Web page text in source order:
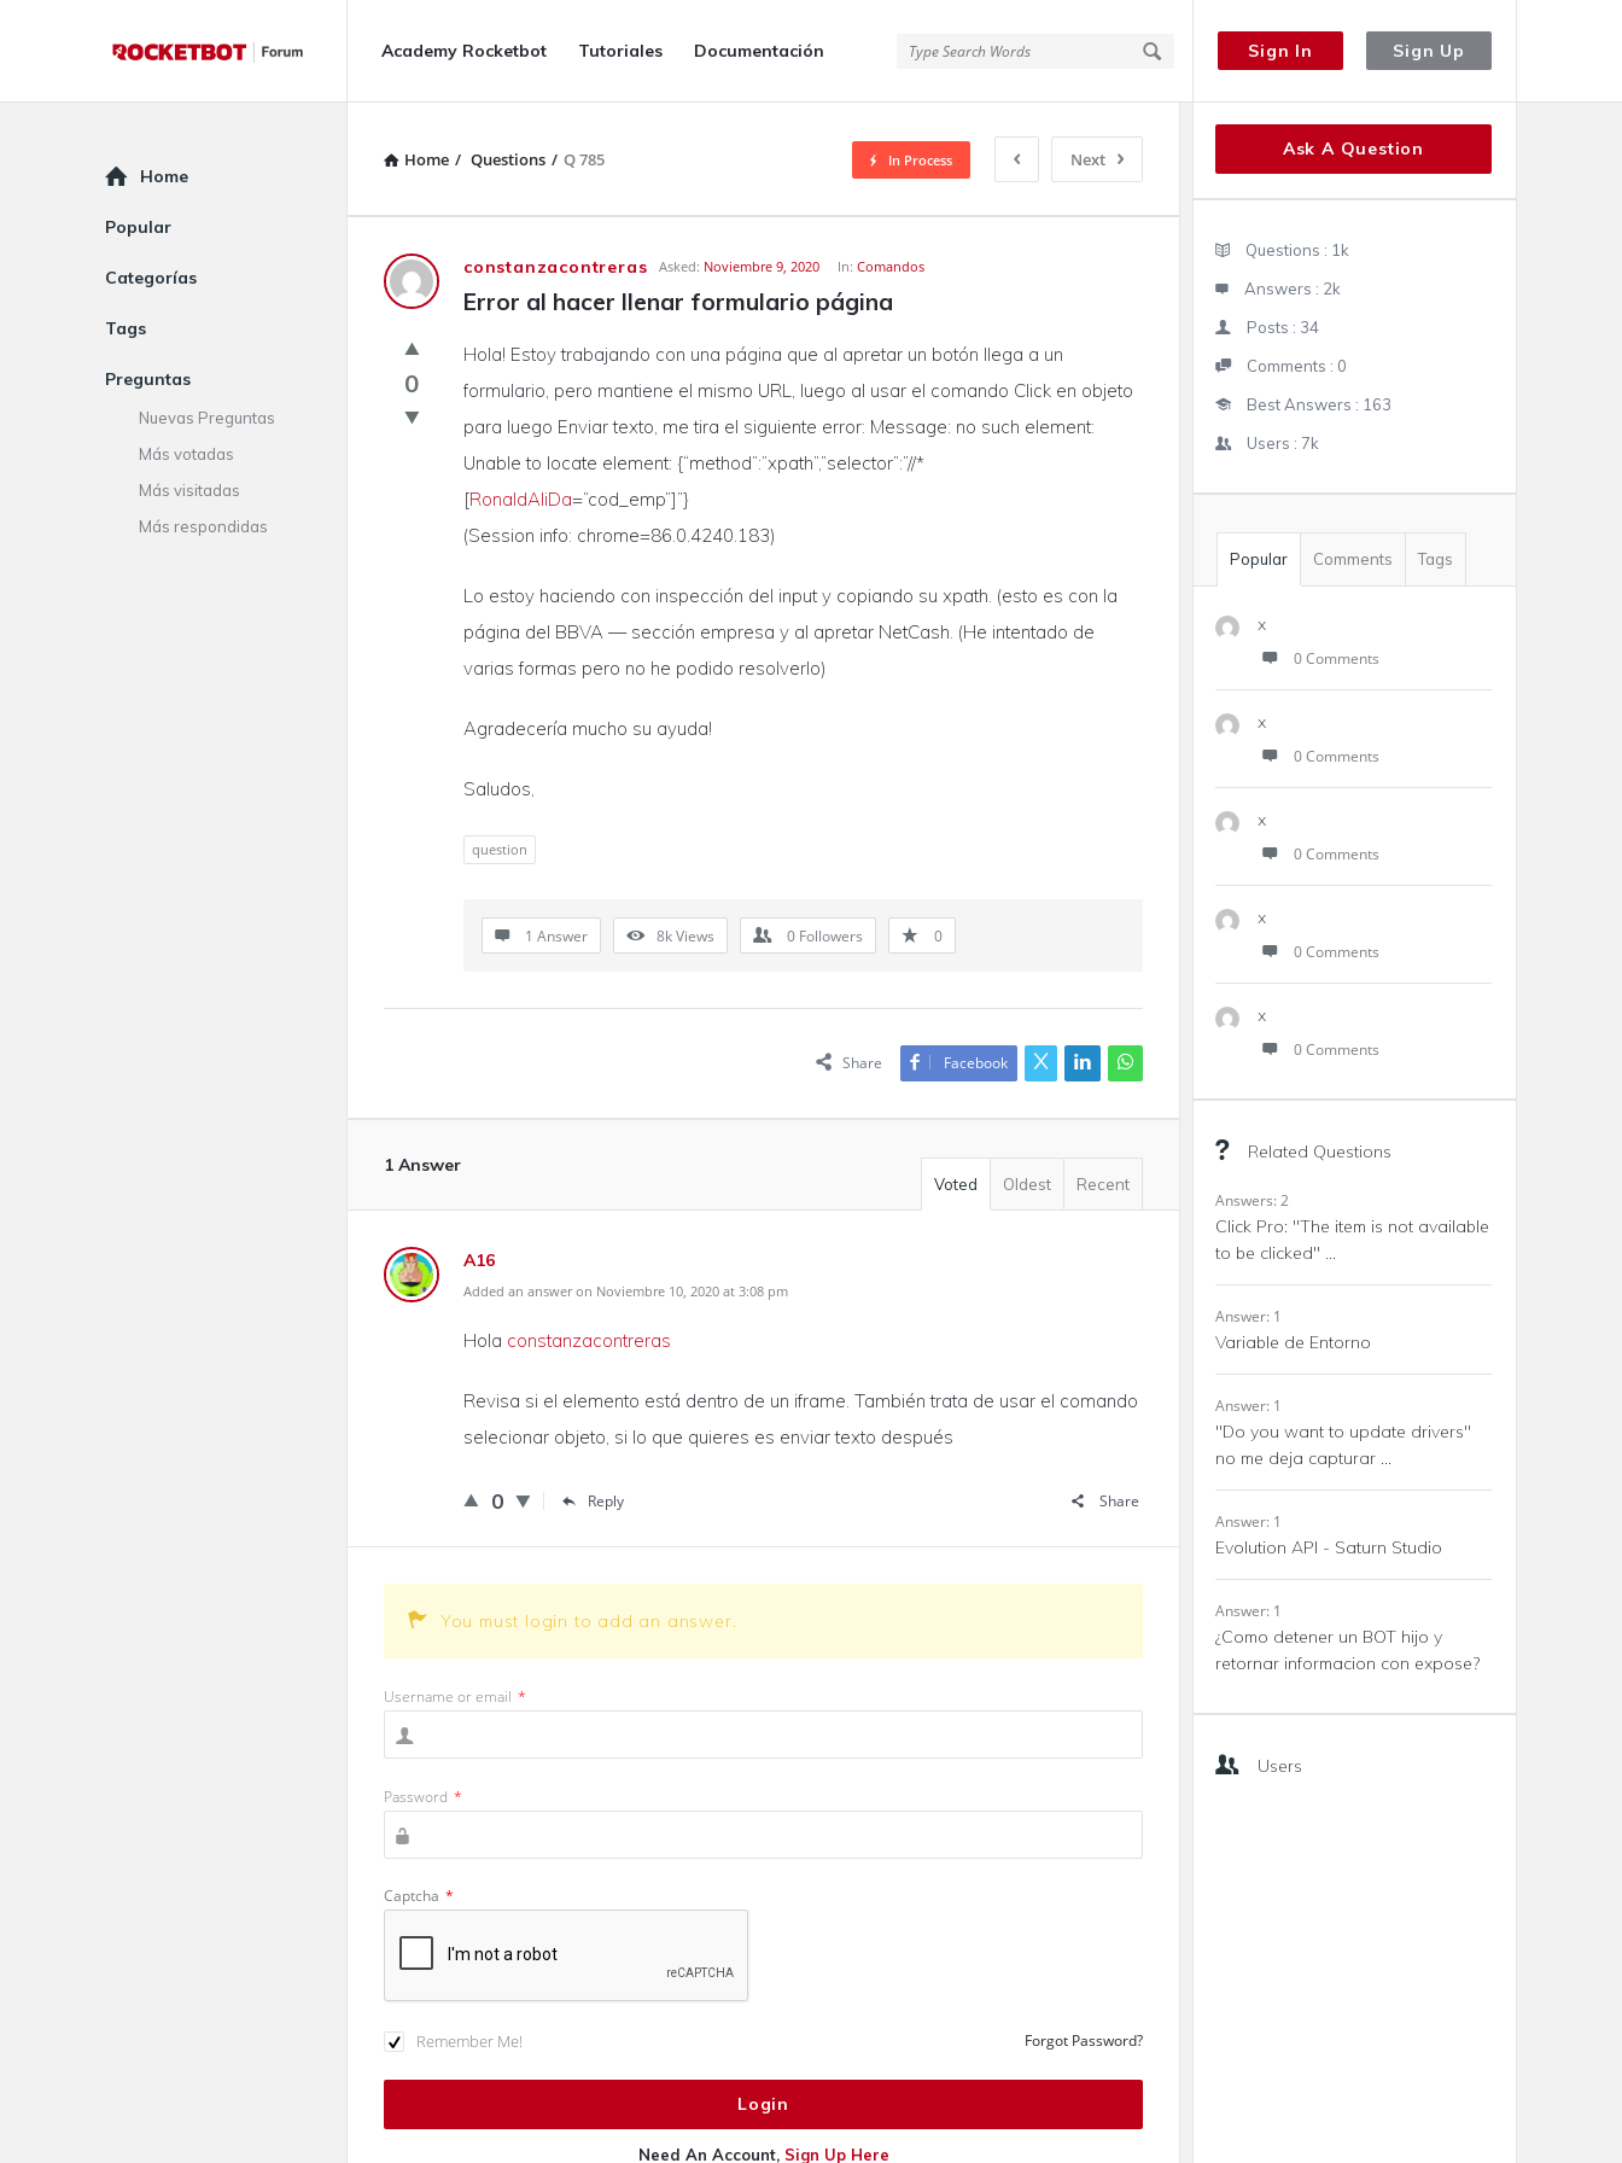
Sign In Sign Up
Forum
Forum
Navigation
Academy Rocketbot Tutoriales Documentación
Home / Questions / Q 785 Next
In Process
Rocketbot
Forum
Latest
Questions
constanzacontreras Asked: Noviembre 9, 2020 In:Comandos
Error al hacer llenar formulario página
0
Hola! Estoy trabajando con una página que al apretar un botón llega a un
formulario, pero mantiene el mismo URL, luego al usar el comando Click en objeto
para luego Enviar texto, me tira el siguiente error: Message: no such element:
Unable to locate element: {“method”:”xpath”,”selector”:”//*
[RonaldAliDa=”cod_emp”]”}
(Session info: chrome=86.0.4240.183)
Lo estoy haciendo con inspección del input y copiando su xpath. (esto es con la
página del BBVA — sección empresa y al apretar NetCash. (He intentado de
varias formas pero no he podido resolverlo)
Agradecería mucho su ayuda!
Saludos,
question
1 Answer 8kViews 0 Followers 0
Share Facebook
1 Answer
Voted Oldest Recent
A16
Added an answer on Noviembre 10, 2020 at 3:08 pm
Hola constanzacontreras
Revisa si el elemento está dentro de un iframe. También trata de usar el comando
selecionar objeto, si lo que quieres es enviar texto después
0 Reply Share
You must login to add an answer.
Username or email *
Password *
Captcha *
Remember Me! Forgot Password?
Need An Account, Sign Up Here
Sidebar
Ask A Question
Stats
Questions : 1k
Answers : 2k
Posts : 34
Comments : 0
Best Answers : 163
Users : 7k
Popular Comments Tags
x
0 Comments
x
0 Comments
x
0 Comments
x
0 Comments
x
0 Comments
Related Questions
Answers: 2
Click Pro: "The item is not available
to be clicked" ...
Answer: 1
Variable de Entorno
Answer: 1
"Do you want to update drivers"
no me deja capturar ...
Answer: 1
Evolution API - Saturn Studio
Answer: 1
¿Como detener un BOT hijo y
retornar informacion con expose?
Users
Explore
Home
Popular
Categorías
Tags
Preguntas
Nuevas Preguntas
Más votadas
Más visitadas
Más respondidas